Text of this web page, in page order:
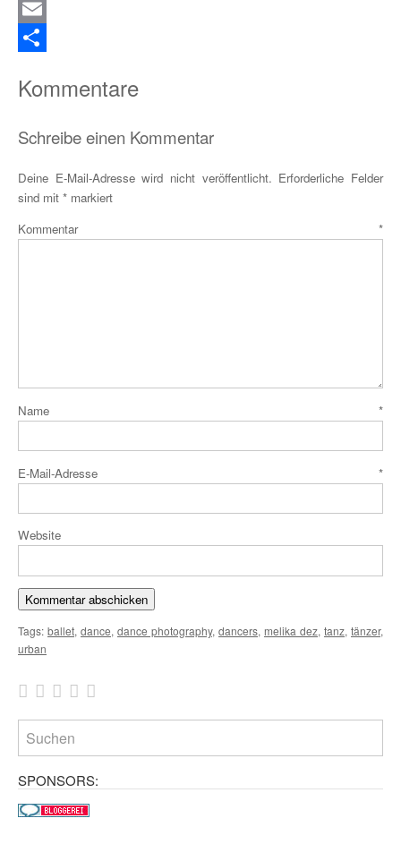
Pinterest
Email
Kommentare
Schreibe einen Kommentar
Deine E-Mail-Adresse wird nicht veröffentlicht. Erforderliche Felder
sind mit * markiert
Kommentar *
Name *
E-Mail-Adresse *
Website
Tags: ballet, dance, dance photography, dancers, melika dez, tanz, tänzer,
urban
SPONSORS: